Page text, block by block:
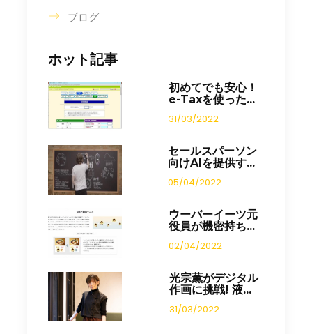
ブログ
ホット記事
初めてでも安心！
e-Taxを使った...
31/03/2022
セールスパーソン
向けAIを提供す...
05/04/2022
ウーバーイーツ元
役員が機密持ち...
02/04/2022
光宗薫がデジタル
作画に挑戦! 液...
31/03/2022